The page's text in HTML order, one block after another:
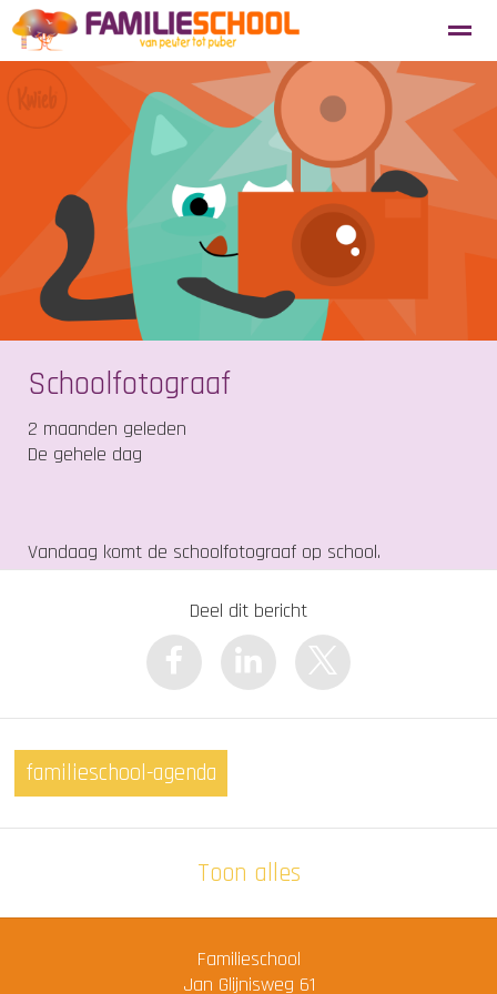
Aanmelden nieuwe leerlingen Blosse Tevredenheidsenquête
Locatie Zoeken
Schoolfotograaf
2 maanden geleden
De gehele dag
Vandaag komt de schoolfotograaf op school.
Deel dit bericht
familieschool-agenda
Toon alles
Familieschool
Jan Glijnisweg 61